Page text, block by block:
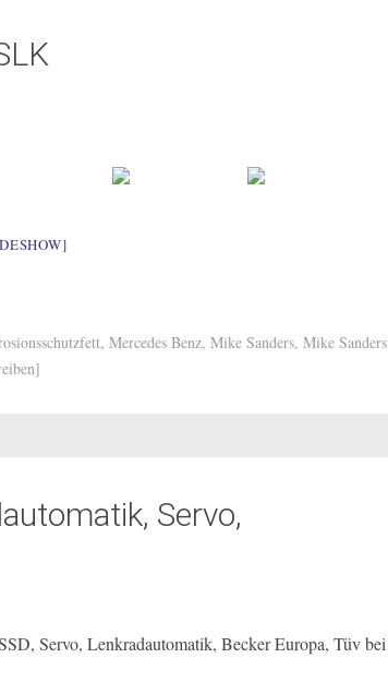
, Mercedes Benz, Mike Sanders, Mike Sanders
Servo,
Servo, Lenkradautomatik, Becker Europa, Tüv bei